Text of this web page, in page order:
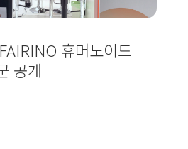
휴머노이드
공개